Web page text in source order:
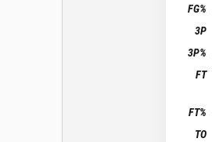
FG%
3P
3P%
FT
FT%
TO